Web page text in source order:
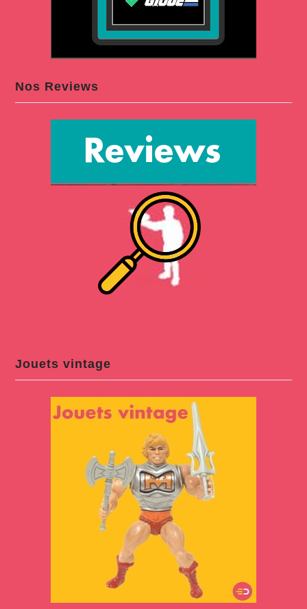
Nos Reviews
Jouets vintage